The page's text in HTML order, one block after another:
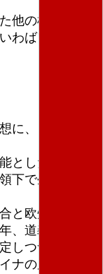
他の極右指導
わばファシズ
に、ロシアの
した。それ
下で生きるこ
と欧州中での
道義的な腐
しつつ、また
の反攻を相